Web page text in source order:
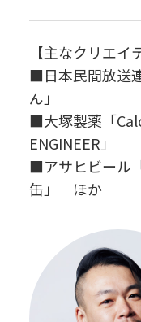
【主なクリエイ
■日本民間放送
ん」
■大塚製薬「
ENGINEER」
■アサヒビール
缶」 ほか